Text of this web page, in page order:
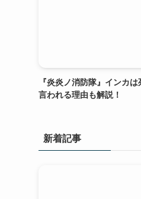
『炎炎ノ消防隊』インカ
言われる理由も解説！
新着記事